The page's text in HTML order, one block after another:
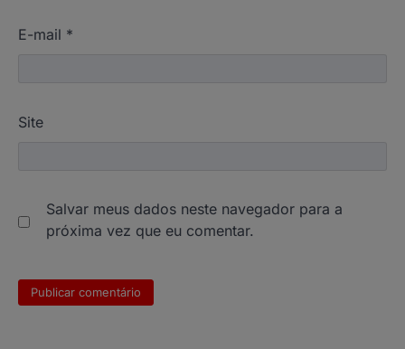
E-mail *
Site
Salvar meus dados neste navegador para a
próxima vez que eu comentar.